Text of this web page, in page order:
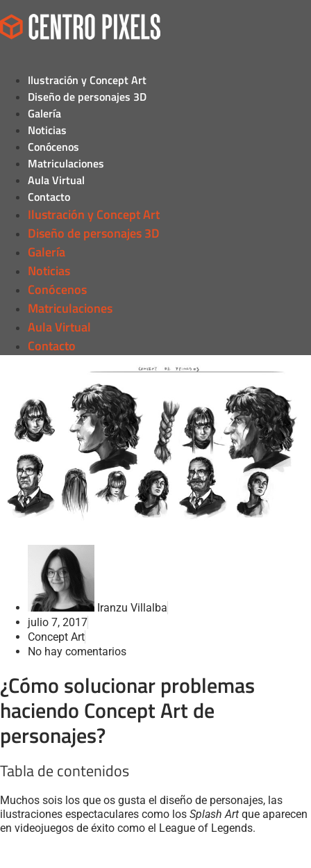
Ilustración y Concept Art
Diseño de personajes 3D
Galería
Noticias
Conócenos
Matriculaciones
Aula Virtual
Contacto
Ilustración y Concept Art
Diseño de personajes 3D
Galería
Noticias
Conócenos
Matriculaciones
Aula Virtual
Contacto
Iranzu Villalba
julio 7, 2017
Concept Art
No hay comentarios
¿Cómo solucionar problemas
haciendo Concept Art de
personajes?
Tabla de contenidos
Muchos sois los que os gusta el diseño de personajes, las
ilustraciones espectaculares como los Splash Art que aparecen
en videojuegos de éxito como el League of Legends.